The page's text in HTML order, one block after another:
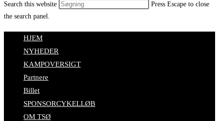
Search this website
Press Escape to close
the search panel.
HJEM
NYHEDER
KAMPOVERSIGT
Partnere
Billet
SPONSORCYKELLØB
OM TSØ